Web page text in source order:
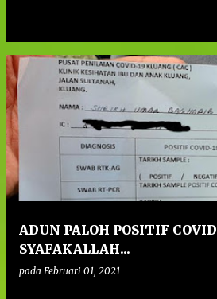
ADUN PALOH POSITIF
SYAFAKALLAH...
pada Februari 01, 2021